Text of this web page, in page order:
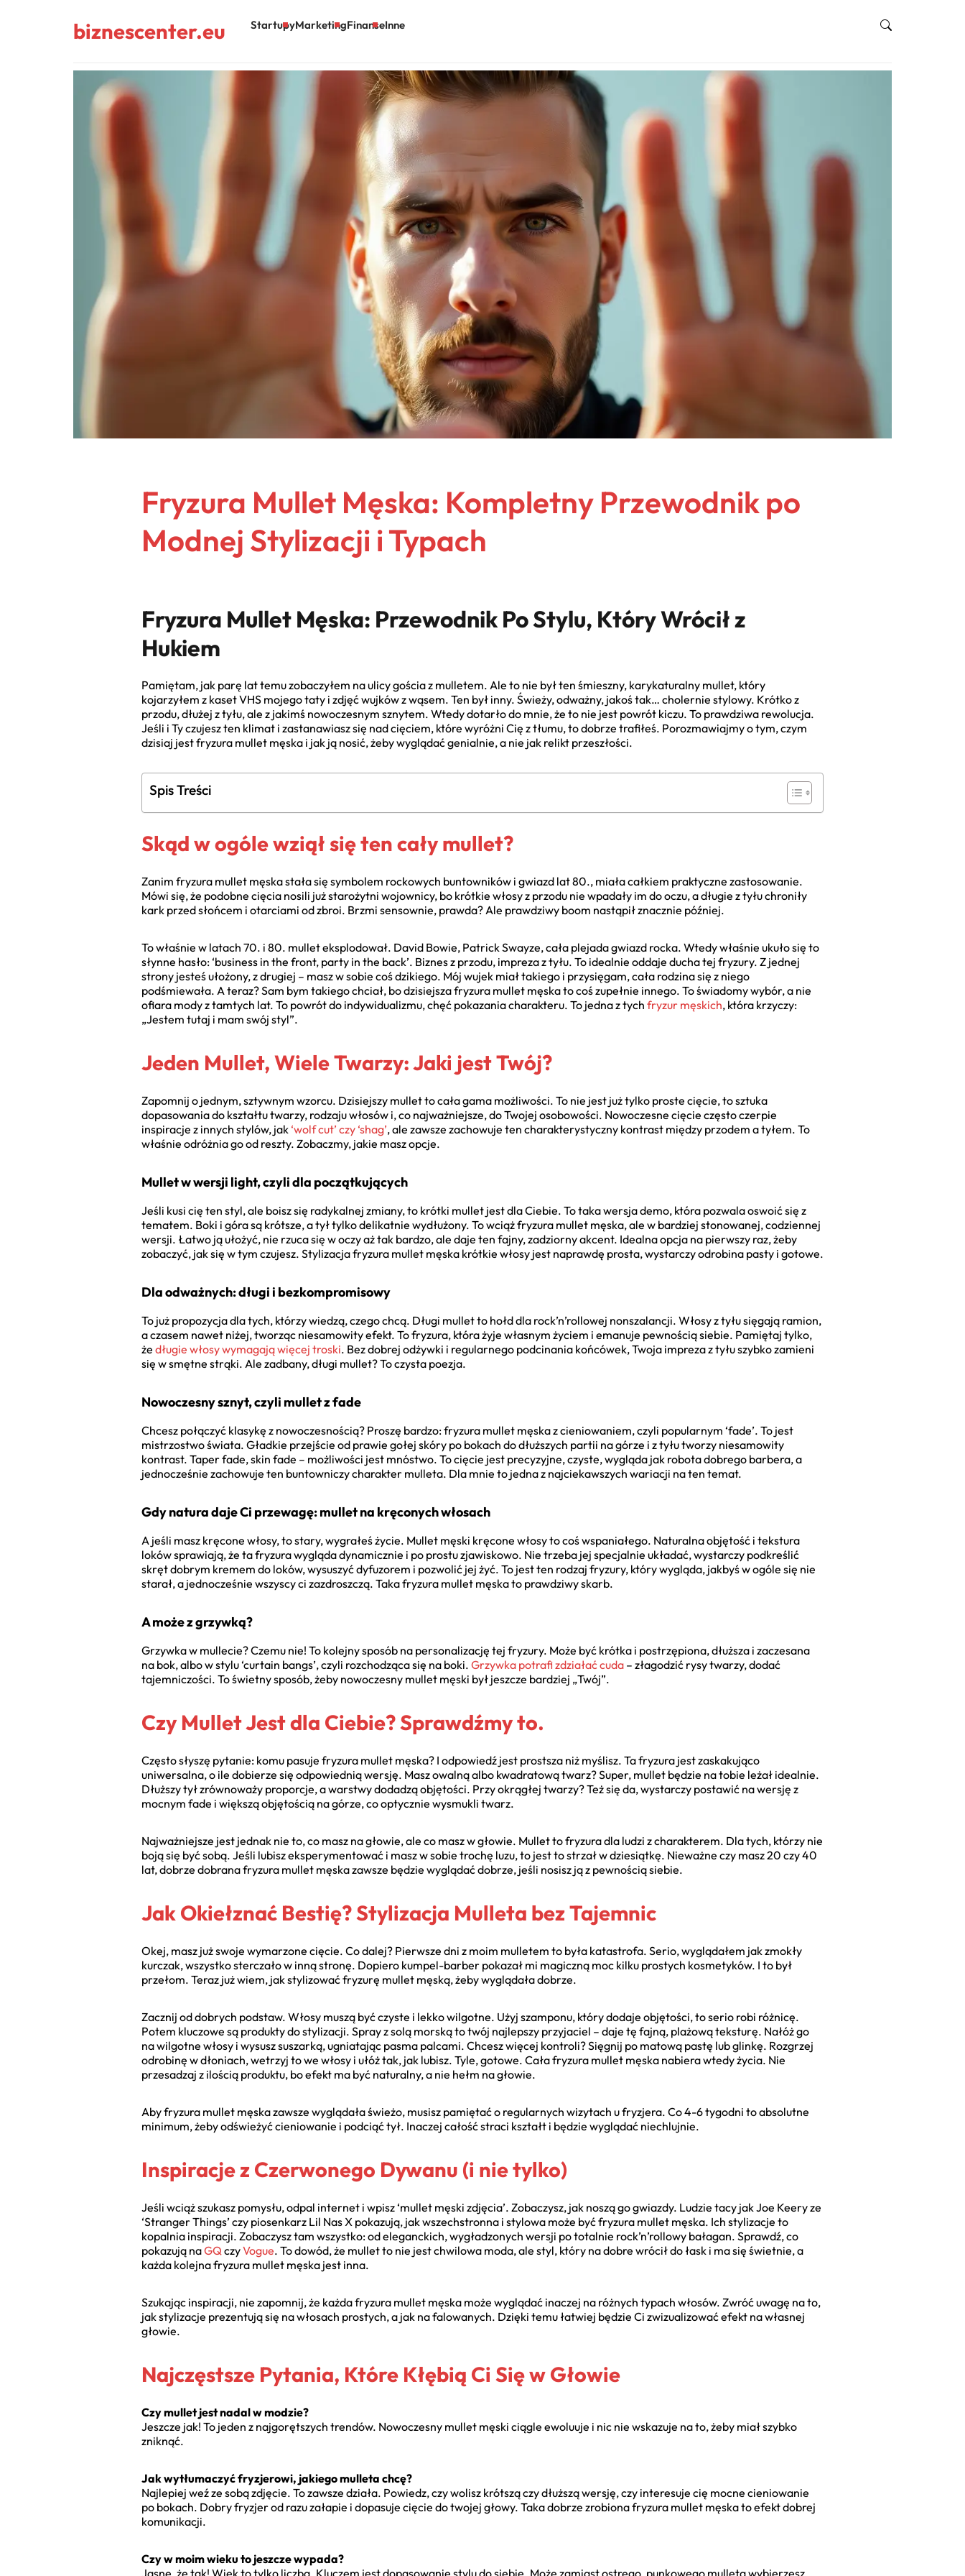
biznescenter.eu StartupyMarketingFinanseInne
Fryzura Mullet Męska: Kompletny Przewodnik po
Modnej Stylizacji i Typach
Fryzura Mullet Męska: Przewodnik Po Stylu, Który Wrócił z
Hukiem
Pamiętam, jak parę lat temu zobaczyłem na ulicy gościa z mulletem. Ale to nie był ten śmieszny, karykaturalny mullet, który
kojarzyłem z kaset VHS mojego taty i zdjęć wujków z wąsem. Ten był inny. Świeży, odważny, jakoś tak… cholernie stylowy. Krótko z
przodu, dłużej z tyłu, ale z jakimś nowoczesnym sznytem. Wtedy dotarło do mnie, że to nie jest powrót kiczu. To prawdziwa rewolucja.
Jeśli i Ty czujesz ten klimat i zastanawiasz się nad cięciem, które wyróżni Cię z tłumu, to dobrze trafiłeś. Porozmawiajmy o tym, czym
dzisiaj jest fryzura mullet męska i jak ją nosić, żeby wyglądać genialnie, a nie jak relikt przeszłości.
Spis Treści
Skąd w ogóle wziął się ten cały mullet?
Zanim fryzura mullet męska stała się symbolem rockowych buntowników i gwiazd lat 80., miała całkiem praktyczne zastosowanie.
Mówi się, że podobne cięcia nosili już starożytni wojownicy, bo krótkie włosy z przodu nie wpadały im do oczu, a długie z tyłu chroniły
kark przed słońcem i otarciami od zbroi. Brzmi sensownie, prawda? Ale prawdziwy boom nastąpił znacznie później.
To właśnie w latach 70. i 80. mullet eksplodował. David Bowie, Patrick Swayze, cała plejada gwiazd rocka. Wtedy właśnie ukuło się to
słynne hasło: ‘business in the front, party in the back’. Biznes z przodu, impreza z tyłu. To idealnie oddaje ducha tej fryzury. Z jednej
strony jesteś ułożony, z drugiej – masz w sobie coś dzikiego. Mój wujek miał takiego i przysięgam, cała rodzina się z niego
podśmiewała. A teraz? Sam bym takiego chciał, bo dzisiejsza fryzura mullet męska to coś zupełnie innego. To świadomy wybór, a nie
ofiara mody z tamtych lat. To powrót do indywidualizmu, chęć pokazania charakteru. To jedna z tych fryzur męskich, która krzyczy:
„Jestem tutaj i mam swój styl”.
Jeden Mullet, Wiele Twarzy: Jaki jest Twój?
Zapomnij o jednym, sztywnym wzorcu. Dzisiejszy mullet to cała gama możliwości. To nie jest już tylko proste cięcie, to sztuka
dopasowania do kształtu twarzy, rodzaju włosów i, co najważniejsze, do Twojej osobowości. Nowoczesne cięcie często czerpie
inspiracje z innych stylów, jak‘wolf cut’ czy ‘shag’, ale zawsze zachowuje ten charakterystyczny kontrast między przodem a tyłem. To
właśnie odróżnia go od reszty. Zobaczmy, jakie masz opcje.
Mullet w wersji light, czyli dla początkujących
Jeśli kusi cię ten styl, ale boisz się radykalnej zmiany, to krótki mullet jest dla Ciebie. To taka wersja demo, która pozwala oswoić się z
tematem. Boki i góra są krótsze, a tył tylko delikatnie wydłużony. To wciąż fryzura mullet męska, ale w bardziej stonowanej, codziennej
wersji. Łatwo ją ułożyć, nie rzuca się w oczy aż tak bardzo, ale daje ten fajny, zadziorny akcent. Idealna opcja na pierwszy raz, żeby
zobaczyć, jak się w tym czujesz. Stylizacja fryzura mullet męska krótkie włosy jest naprawdę prosta, wystarczy odrobina pasty i gotowe.
Dla odważnych: długi i bezkompromisowy
To już propozycja dla tych, którzy wiedzą, czego chcą. Długi mullet to hołd dla rock’n’rollowej nonszalancji. Włosy z tyłu sięgają ramion,
a czasem nawet niżej, tworząc niesamowity efekt. To fryzura, która żyje własnym życiem i emanuje pewnością siebie. Pamiętaj tylko,
że długie włosy wymagają więcej troski. Bez dobrej odżywki i regularnego podcinania końcówek, Twoja impreza z tyłu szybko zamieni
się w smętne strąki. Ale zadbany, długi mullet? To czysta poezja.
Nowoczesny sznyt, czyli mullet z fade
Chcesz połączyć klasykę z nowoczesnością? Proszę bardzo: fryzura mullet męska z cieniowaniem, czyli popularnym ‘fade’. To jest
mistrzostwo świata. Gładkie przejście od prawie gołej skóry po bokach do dłuższych partii na górze i z tyłu tworzy niesamowity
kontrast. Taper fade, skin fade – możliwości jest mnóstwo. To cięcie jest precyzyjne, czyste, wygląda jak robota dobrego barbera, a
jednocześnie zachowuje ten buntowniczy charakter mulleta. Dla mnie to jedna z najciekawszych wariacji na ten temat.
Gdy natura daje Ci przewagę: mullet na kręconych włosach
A jeśli masz kręcone włosy, to stary, wygrałeś życie. Mullet męski kręcone włosy to coś wspaniałego. Naturalna objętość i tekstura
loków sprawiają, że ta fryzura wygląda dynamicznie i po prostu zjawiskowo. Nie trzeba jej specjalnie układać, wystarczy podkreślić
skręt dobrym kremem do loków, wysuszyć dyfuzorem i pozwolić jej żyć. To jest ten rodzaj fryzury, który wygląda, jakbyś w ogóle się nie
starał, a jednocześnie wszyscy ci zazdroszczą. Taka fryzura mullet męska to prawdziwy skarb.
A może z grzywką?
Grzywka w mullecie? Czemu nie! To kolejny sposób na personalizację tej fryzury. Może być krótka i postrzępiona, dłuższa i zaczesana
na bok, albo w stylu ‘curtain bangs’, czyli rozchodząca się na boki. Grzywka potrafi zdziałać cuda – złagodzić rysy twarzy, dodać
tajemniczości. To świetny sposób, żeby nowoczesny mullet męski był jeszcze bardziej „Twój”.
Czy Mullet Jest dla Ciebie? Sprawdźmy to.
Często słyszę pytanie: komu pasuje fryzura mullet męska? I odpowiedź jest prostsza niż myślisz. Ta fryzura jest zaskakująco
uniwersalna, o ile dobierze się odpowiednią wersję. Masz owalną albo kwadratową twarz? Super, mullet będzie na tobie leżał idealnie.
Dłuższy tył zrównoważy proporcje, a warstwy dodadzą objętości. Przy okrągłej twarzy? Też się da, wystarczy postawić na wersję z
mocnym fade i większą objętością na górze, co optycznie wysmukli twarz.
Najważniejsze jest jednak nie to, co masz na głowie, ale co masz w głowie. Mullet to fryzura dla ludzi z charakterem. Dla tych, którzy nie
boją się być sobą. Jeśli lubisz eksperymentować i masz w sobie trochę luzu, to jest to strzał w dziesiątkę. Nieważne czy masz 20 czy 40
lat, dobrze dobrana fryzura mullet męska zawsze będzie wyglądać dobrze, jeśli nosisz ją z pewnością siebie.
Jak Okiełznać Bestię? Stylizacja Mulleta bez Tajemnic
Okej, masz już swoje wymarzone cięcie. Co dalej? Pierwsze dni z moim mulletem to była katastrofa. Serio, wyglądałem jak zmokły
kurczak, wszystko sterczało w inną stronę. Dopiero kumpel-barber pokazał mi magiczną moc kilku prostych kosmetyków. I to był
przełom. Teraz już wiem, jak stylizować fryzurę mullet męską, żeby wyglądała dobrze.
Zacznij od dobrych podstaw. Włosy muszą być czyste i lekko wilgotne. Użyj szamponu, który dodaje objętości, to serio robi różnicę.
Potem kluczowe są produkty do stylizacji. Spray z solą morską to twój najlepszy przyjaciel – daje tę fajną, plażową teksturę. Nałóż go
na wilgotne włosy i wysusz suszarką, ugniatając pasma palcami. Chcesz więcej kontroli? Sięgnij po matową pastę lub glinkę. Rozgrzej
odrobinę w dłoniach, wetrzyj to we włosy i ułóż tak, jak lubisz. Tyle, gotowe. Cała fryzura mullet męska nabiera wtedy życia. Nie
przesadzaj z ilością produktu, bo efekt ma być naturalny, a nie hełm na głowie.
Aby fryzura mullet męska zawsze wyglądała świeżo, musisz pamiętać o regularnych wizytach u fryzjera. Co 4-6 tygodni to absolutne
minimum, żeby odświeżyć cieniowanie i podciąć tył. Inaczej całość straci kształt i będzie wyglądać niechlujnie.
Inspiracje z Czerwonego Dywanu (i nie tylko)
Jeśli wciąż szukasz pomysłu, odpal internet i wpisz ‘mullet męski zdjęcia’. Zobaczysz, jak noszą go gwiazdy. Ludzie tacy jak Joe Keery ze
‘Stranger Things’ czy piosenkarz Lil Nas X pokazują, jak wszechstronna i stylowa może być fryzura mullet męska. Ich stylizacje to
kopalnia inspiracji. Zobaczysz tam wszystko: od eleganckich, wygładzonych wersji po totalnie rock’n’rollowy bałagan. Sprawdź, co
pokazują naGQczyVogue. To dowód, że mullet to nie jest chwilowa moda, ale styl, który na dobre wrócił do łask i ma się świetnie, a
każda kolejna fryzura mullet męska jest inna.
Szukając inspiracji, nie zapomnij, że każda fryzura mullet męska może wyglądać inaczej na różnych typach włosów. Zwróć uwagę na to,
jak stylizacje prezentują się na włosach prostych, a jak na falowanych. Dzięki temu łatwiej będzie Ci zwizualizować efekt na własnej
głowie.
Najczęstsze Pytania, Które Kłębią Ci Się w Głowie
Czy mullet jest nadal w modzie?
Jeszcze jak! To jeden z najgorętszych trendów. Nowoczesny mullet męski ciągle ewoluuje i nic nie wskazuje na to, żeby miał szybko
zniknąć.
Jak wytłumaczyć fryzjerowi, jakiego mulleta chcę?
Najlepiej weź ze sobą zdjęcie. To zawsze działa. Powiedz, czy wolisz krótszą czy dłuższą wersję, czy interesuje cię mocne cieniowanie
po bokach. Dobry fryzjer od razu załapie i dopasuje cięcie do twojej głowy. Taka dobrze zrobiona fryzura mullet męska to efekt dobrej
komunikacji.
Czy w moim wieku to jeszcze wypada?